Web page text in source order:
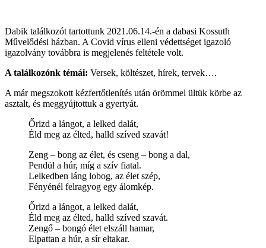
Dabik találkozót tartottunk 2021.06.14.-én a dabasi Kossuth
Művelődési házban. A Covid vírus elleni védettséget igazoló
igazolvány továbbra is megjelenés feltétele volt.
A találkozónk témái: Versek, költészet, hírek, tervek….
A már megszokott kézfertőtlenítés után örömmel ültük körbe az
asztalt, és meggyújtottuk a gyertyát.
Őrizd a lángot, a lelked dalát,
Éld meg az élted, halld szíved szavát!
Zeng – bong az élet, és cseng – bong a dal,
Pendül a húr, míg a szív fiatal.
Lelkedben láng lobog, az élet szép,
Fényénél felragyog egy álomkép.
Őrizd a lángot, a lelked dalát,
Éld meg az élted, halld szíved szavát.
Zengő – bongó élet elszáll hamar,
Elpattan a húr, a sír eltakar.